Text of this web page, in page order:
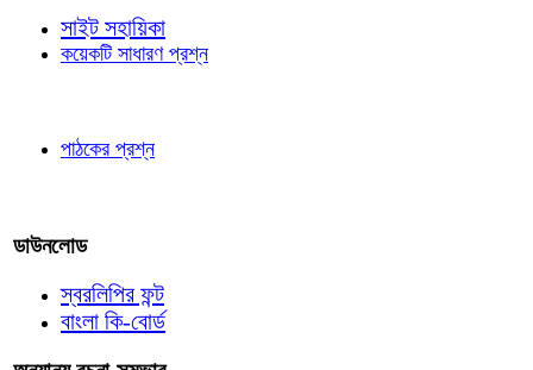
সাইট সহায়িকা
কয়েকটি সাধারণ প্রশ্ন
পাঠকের প্রশ্ন
ডাউনলোড
স্বরলিপির ফন্ট
বাংলা কি-বোর্ড